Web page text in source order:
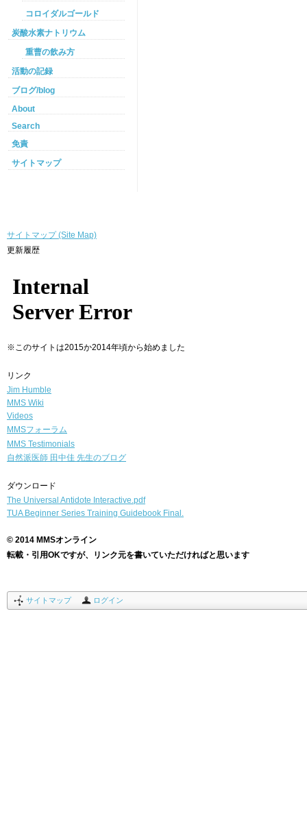
コロイダルゴールド
炭酸水素ナトリウム
重曹の飲み方
活動の記録
ブログ/blog
About
Search
免責
サイトマップ
サイトマップ (Site Map)
更新履歴
※このサイトは2015か2014年頃から始めました
リンク
Jim Humble
MMS Wiki
Videos
MMSフォーラム
MMS Testimonials
自然派医師 田中佳 先生のブログ
ダウンロード
The Universal Antidote Interactive.pdf
TUA Beginner Series Training Guidebook Final.
© 2014 MMSオンライン
転載・引用OKですが、リンク元を書いていただければと思います
サイトマップ ログイン